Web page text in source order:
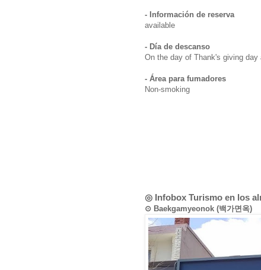
- Información de reserva
available
- Día de descanso
On the day of Thank's giving day
- Área para fumadores
Non-smoking
◎ Infobox Turismo en los
⊙ Baekgamyeonok (백가면옥)